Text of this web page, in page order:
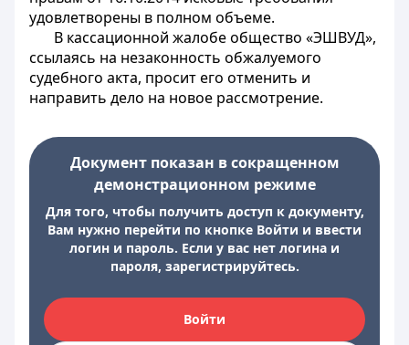
удовлетворены в полном объеме.
В кассационной жалобе общество «ЭШВУД»,
ссылаясь на незаконность обжалуемого
судебного акта, просит его отменить и
направить дело на новое рассмотрение.
Документ показан в сокращенном
демонстрационном режиме
Для того, чтобы получить доступ к документу,
Вам нужно перейти по кнопке Войти и ввести
логин и пароль. Если у вас нет логина и
пароля, зарегистрируйтесь.
Войти